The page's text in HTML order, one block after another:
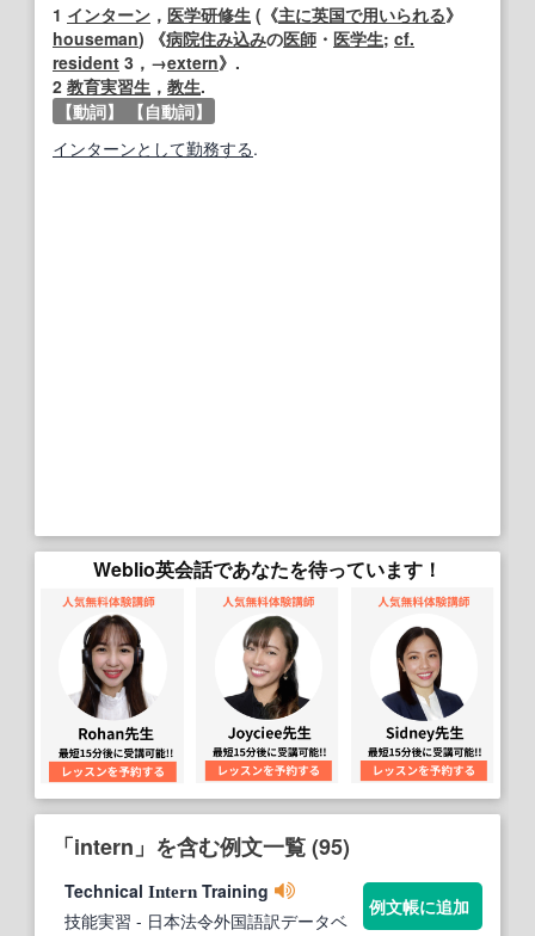
1 インターン ， 医学研修生 (《主に英国で用いられる》
houseman) 《病院住み込みの医師 ・ 医学生; cf.
resident 3，→extern》.
2 教育実習生 ， 教生.
【動詞】
【自動詞】
インターンとして勤務する.
Weblio英会話であなたを待っています！
「intern」を含む例文一覧 (95)
Technical Intern Training
技能実習 - 日本法令外国語訳データベ
例文帳に追加